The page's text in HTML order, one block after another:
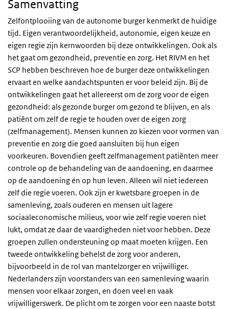
Samenvatting
Zelfontplooiing van de autonome burger kenmerkt de huidige
tijd. Eigen verantwoordelijkheid, autonomie, eigen keuze en
eigen regie zijn kernwoorden bij deze ontwikkelingen. Ook als
het gaat om gezondheid, preventie en zorg. Het RIVM en het
SCP hebben beschreven hoe de burger deze ontwikkelingen
ervaart en welke aandachtspunten er voor beleid zijn. Bij de
ontwikkelingen gaat het allereerst om de zorg voor de eigen
gezondheid: als gezonde burger om gezond te blijven, en als
patiënt om zelf de regie te houden over de eigen zorg
(zelfmanagement). Mensen kunnen zo kiezen voor vormen van
preventie en zorg die goed aansluiten bij hun eigen
voorkeuren. Bovendien geeft zelfmanagement patiënten meer
controle op de behandeling van de aandoening, en daarmee
op de aandoening én op hun leven. Alleen wil niet iedereen
zelf die regie voeren. Ook zijn er kwetsbare groepen in de
samenleving, zoals ouderen en mensen uit lagere
sociaaleconomische milieus, voor wie zelf regie voeren niet
lukt, omdat ze daar de vaardigheden niet voor hebben. Deze
groepen zullen ondersteuning op maat moeten krijgen. Een
tweede ontwikkeling behelst de zorg voor anderen,
bijvoorbeeld in de rol van mantelzorger en vrijwilliger.
Nederlanders zijn voorstanders van een samenleving waarin
mensen voor elkaar zorgen, en doen veel en vaak
vrijwilligerswerk. De plicht om te zorgen voor een naaste botst